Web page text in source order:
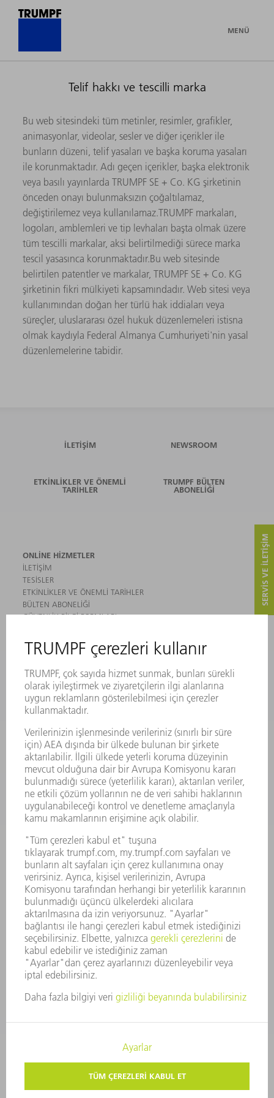
MENÜ
Telif hakkı ve tescilli marka
Bu web sitesindeki tüm metinler, resimler, grafikler,
animasyonlar, videolar, sesler ve diğer içerikler ile
bunların düzeni, telif yasaları ve başka koruma yasaları
ile korunmaktadır. Adı geçen içerikler, başka elektronik
veya basılı yayınlarda TRUMPF SE + Co. KG şirketinin
önceden onayı bulunmaksızın çoğaltılamaz,
değiştirilemez veya kullanılamaz.TRUMPF markaları,
logoları, amblemleri ve tip levhaları başta olmak üzere
tüm tescilli markalar, aksi belirtilmediği sürece marka
tescil yasasınca korunmaktadır.Bu web sitesinde
belirtilen patentler ve markalar, TRUMPF SE + Co. KG
şirketinin fikri mülkiyeti kapsamındadır. Web sitesi veya
kullanımından doğan her türlü hak iddiaları veya
süreçler, uluslararası özel hukuk düzenlemeleri istisna
olmak kaydıyla Federal Almanya Cumhuriyeti'nin yasal
düzenlemelerine tabidir.
SERVIS VE ILETIŞIM
İLETIŞIM NEWSROOM
ETKINLIKLER VE ÖNEMLI
TARIHLER
TRUMPF BÜLTEN
ABONELIĞI
ONLINE HIZMETLER
İLETIŞIM
TESISLER
ETKINLIKLER VE ÖNEMLI TARIHLER
BÜLTEN ABONELIĞI
GÜVENLIK BILGI FORMLARI
MAKINALAR VE SISTEMLER
LAZER
ELEKTRIKLI ALETLER
SMART FACTORY
YAZILIM
SERVISLER
UYGULAMALAR
SEKTÖRLER
ŞIRKET
KARIYER
SUNULAN POZISYONLAR
ŞIRKET PROFILI
YÖNETIM
FAALIYET RAPORU
ŞIRKET PRENSIPLERI
MEVZUATLARA UYUM
BILDIRIM SISTEMI
GÜVENLIK
BASIN BÜLTENLERI
DERGILER
SÜRDÜRÜLEBILIRLIK
ÇEVRE VE IKLIM
SOSYAL VE TOPLUMSAL KONULAR
ŞIRKET YÖNETIMI
TELIF HAKKI VE TESCILLI MARKA
KULLANIM KOŞULLARI
ŞARTLAR & KOŞULLAR
GIZLILIK AYARLARI